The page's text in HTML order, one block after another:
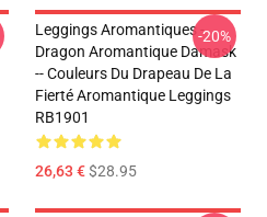
Leggings Aromantiques -
Dragon Aromantique Damask
-- Couleurs Du Drapeau De La
Fierté Aromantique Leggings
RB1901
26,63 €$28.95
-20%